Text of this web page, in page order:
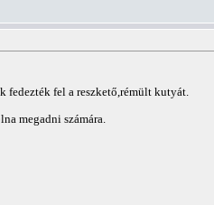
fedezték fel a reszkető,rémült kutyát.
megadni számára.